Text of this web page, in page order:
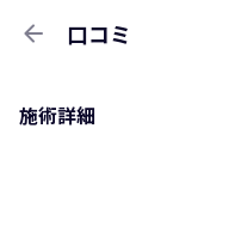
arrow_back 口コミ
施術詳細